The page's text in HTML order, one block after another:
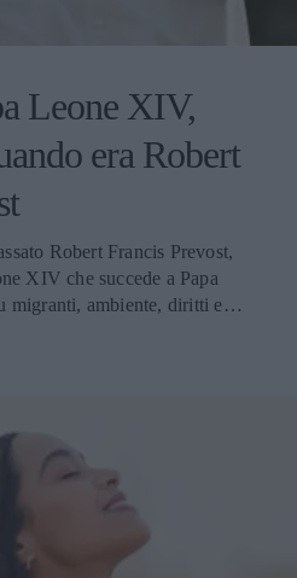
Leone XIV,
era Robert
Robert Francis Prevost,
XIV che succede a Papa
migranti, ambiente, diritti e